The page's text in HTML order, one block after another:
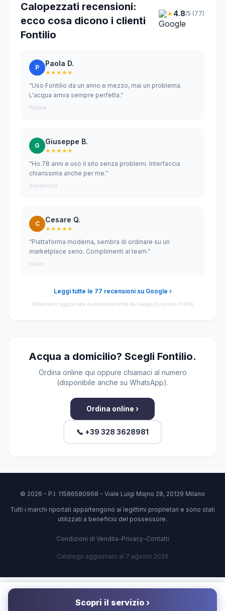
Calopezzati recensioni:
ecco cosa dicono i clienti
Fontilio
★4.8/5 (77)
P Paola D.
★★★★★
“Uso Fontilio da un anno e mezzo, mai un problema.
L'acqua arriva sempre perfetta.”
Padova
G Giuseppe B.
★★★★★
“Ho 78 anni e uso il sito senza problemi. Interfaccia
chiarissima anche per me.”
Alessandria
C Cesare Q.
★★★★★
“Piattaforma moderna, sembra di ordinare su un
marketplace serio. Complimenti al team.”
Nuoro
Leggi tutte le 77 recensioni su Google ›
Recensioni aggiornate automaticamente da Google Business Profile
Acqua a domicilio? Scegli Fontilio.
Ordina online qui oppure chiamaci al numero
(disponibile anche su WhatsApp).
Ordina online ›
📞 +39 328 3628981
Scopri il servizio ›
© 2026 - P.I. 11586580968 - Viale Luigi Majno 28, 20129 Milano
Tutti i marchi riportati appartengono ai legittimi proprietari e sono stati
utilizzati a beneficio del possessore.
Condizioni di Vendita-Privacy-Contatti
Catalogo aggiornato al 7 agosto 2026